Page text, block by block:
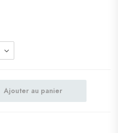
Ajouter au panier